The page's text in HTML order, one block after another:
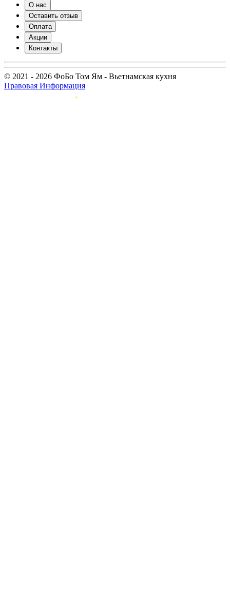
О нас
Оставить отзыв
Оплата
Акции
Контакты
© 2021 - 2026 ФоБо Том Ям - Вьетнамская кухня
Правовая Информация